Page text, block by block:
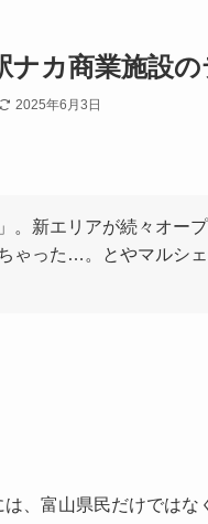
カ商業施設の
2025年6月3日
。新エリアが続々オープ
ゃった…。とやマルシ
、富山県民だけでは